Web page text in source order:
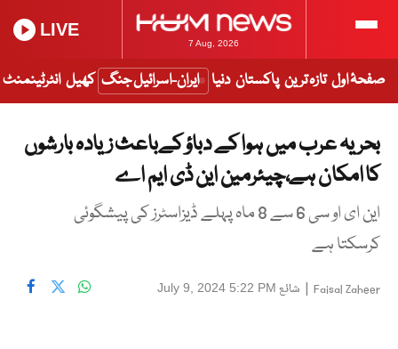
7 Aug, 2026
LIVE
صفحۂ اول تازہ ترین پاکستان دنیا ایران-اسرائیل جنگ کھیل انٹرٹینمنٹ
بحریہ عرب میں ہوا کے دباؤ کےباعث زیادہ بارشوں
کا امکان ہے،چیئرمین این ڈی ایم اے
این ای او سی 6 سے 8 ماہ پہلے ڈیزاسٹرز کی پیشگوئی
کرسکتا ہے
Faisal Zaheer
| شائع July 9, 2024 5:22 PM